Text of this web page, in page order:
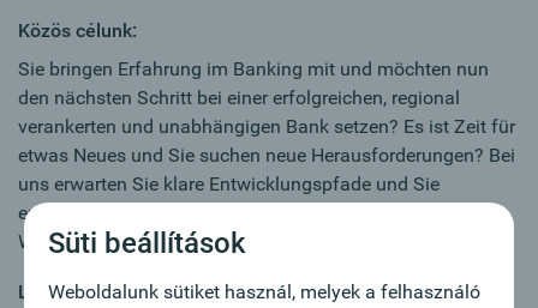
Közös célunk:
Sie bringen Erfahrung im Banking mit und möchten nun
den nächsten Schritt bei einer erfolgreichen, regional
verankerten und unabhängigen Bank setzen? Es ist Zeit für
etwas Neues und Sie suchen neue Herausforderungen? Bei
uns erwarten Sie klare Entwicklungspfade und Sie
entscheiden in welchem Bereich Sie sich vertiefen wollen.
Wir arbeiten gemeinsam an Ihrer Karriere!
Legfontosabb feladatok:
Süti beállítások
Weboldalunk sütiket használ, melyek a felhasználó